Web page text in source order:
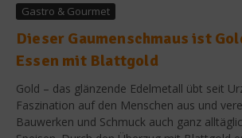
Gastro & Gourmet
Dieser Gaumenschmaus ist
Essen mit Blattgold
Gold – das glänzende Edelmetall übt seit
Faszination auf den Menschen aus und
Bauwerken und Schmuck auch ganz